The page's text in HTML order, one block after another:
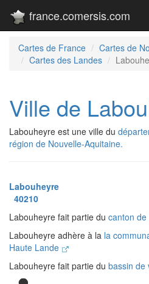
france.comersis.com
Cartes de France
Cartes de
Cartes des Landes
Ville de
Labouheyre est une ville du
région de Nouvelle-Aquitaine.
Labouheyre
40210
Labouheyre fait partie du canton
Labouheyre adhère à la la
Haute Lande
Labouheyre fait partie du bassin de